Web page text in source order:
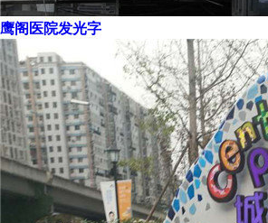
鹰阁医院发光字